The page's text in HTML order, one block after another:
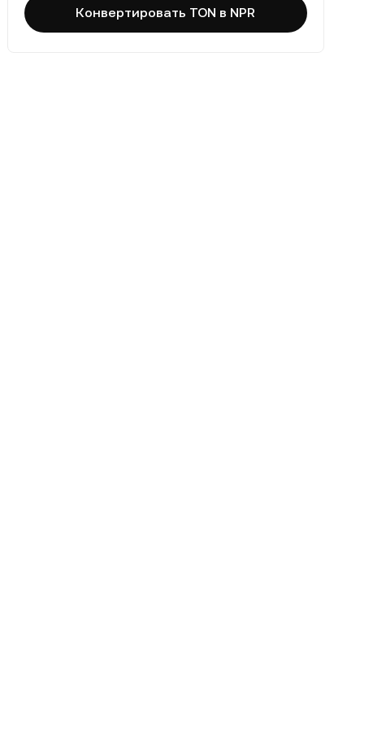
Конвертировать TON в NPR